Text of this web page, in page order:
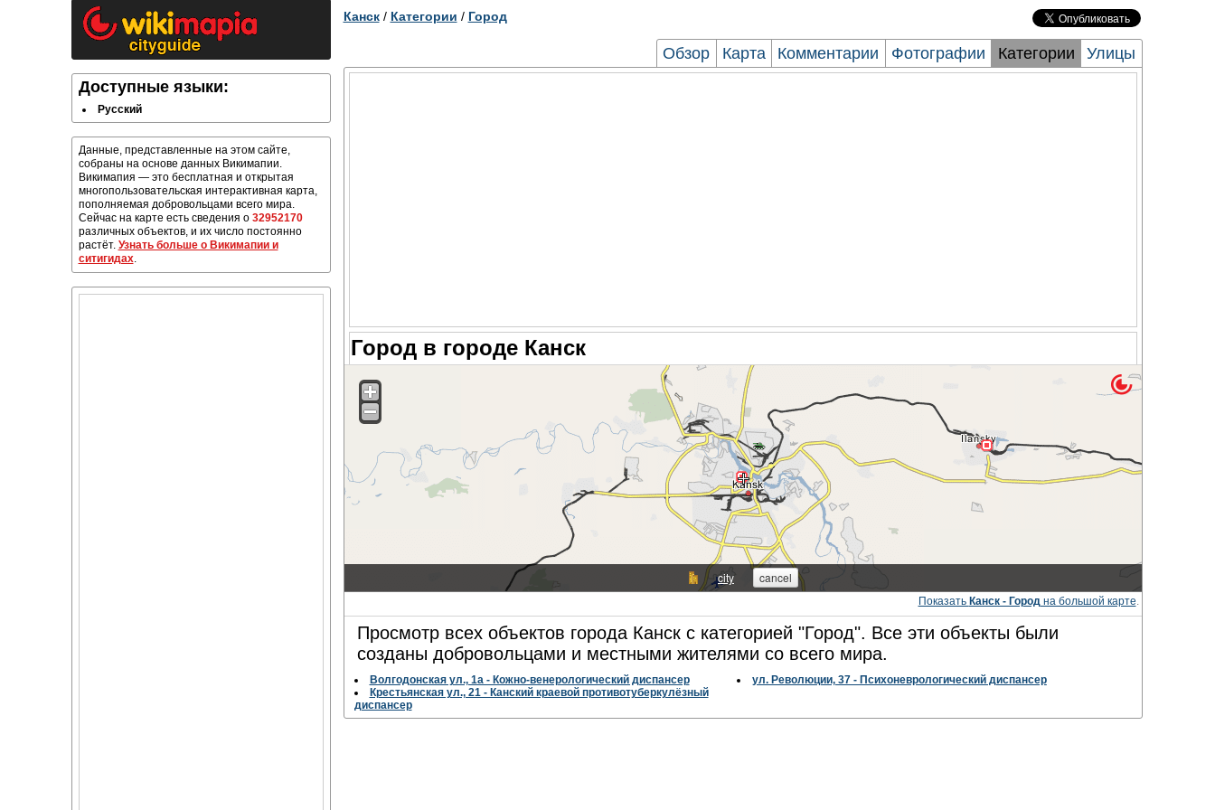
Доступные языки:
Русский
Данные, представленные на этом сайте,
собраны на основе данных Викимапии.
Викимапия — это бесплатная и открытая
многопользовательская интерактивная карта,
пополняемая добровольцами всего мира.
Сейчас на карте есть сведения о 32952170
различных объектов, и их число постоянно
растёт. Узнать больше о Викимапии и
ситигидах.
Канск/ Категории / Город
Обзор Карта Комментарии Фотографии Категории Улицы
Город в городе Канск
Показать Канск - Городна большой карте.
Просмотр всех объектов города Канск с категорией "Город". Все эти объекты были
созданы добровольцами и местными жителями со всего мира.
Волгодонская ул., 1а - Кожно-венерологический диспансер
ул. Революции, 37 - Психоневрологический диспансер
Крестьянская ул., 21 - Канский краевой противотуберкулёзный
диспансер